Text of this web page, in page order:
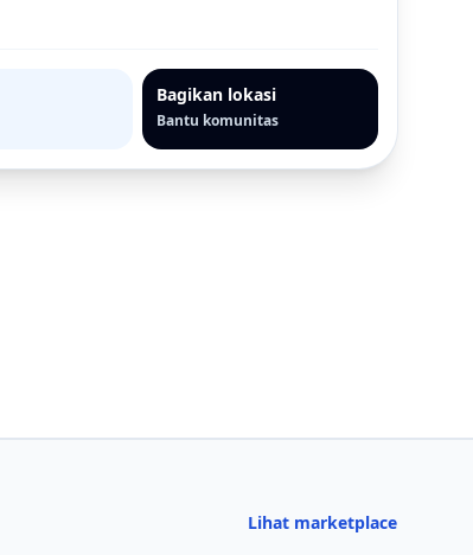
Bagikan lokasi
Bantu komunitas
Lihat marketplace